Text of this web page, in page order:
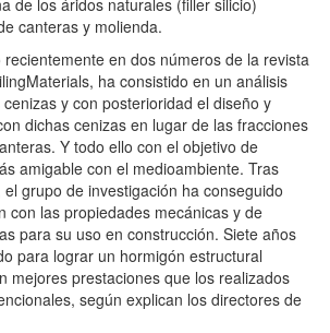
canteras y molienda.
en dos números de la revista
ha consistido en un análisis
y con posterioridad el diseño y
dichas cenizas en lugar de las fracciones
Y todo ello con el objetivo de
amigable con el medioambiente. Tras
grupo de investigación ha conseguido
con las propiedades mecánicas y de
para su uso en construcción. Siete años
para lograr un hormigón estructural
mejores prestaciones que los realizados
según explican los directores de